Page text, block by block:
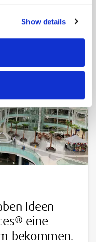
Show details
Ideen
eine
bekommen.